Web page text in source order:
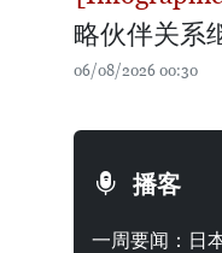
略伙伴关系
06/08/2026 00:30
播客
一周要闻：日